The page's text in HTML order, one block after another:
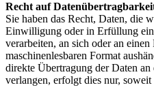
Recht auf
Sie haben das Recht, Daten, die
Einwilligung oder in Erfüllung
verarbeiten, an sich oder an
maschinenlesbaren Format
direkte Übertragung der Daten
verlangen, erfolgt dies nur, soweit